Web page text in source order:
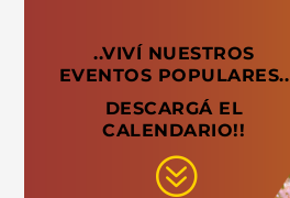
..VIVÍ NUESTROS
EVENTOS POPULARES..
DESCARGÁ EL
CALENDARIO!!
?